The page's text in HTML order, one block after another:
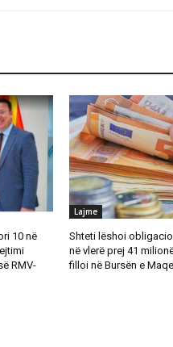
10 në
RMV-
Lajme
Shteti lëshoi
në vlerë prej 41
filloi në Bursën e